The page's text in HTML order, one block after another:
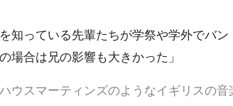
知っている先輩たちが学祭や学外でバ
場合は兄の影響も大きかった」
スマーティンズのようなイギリスの音